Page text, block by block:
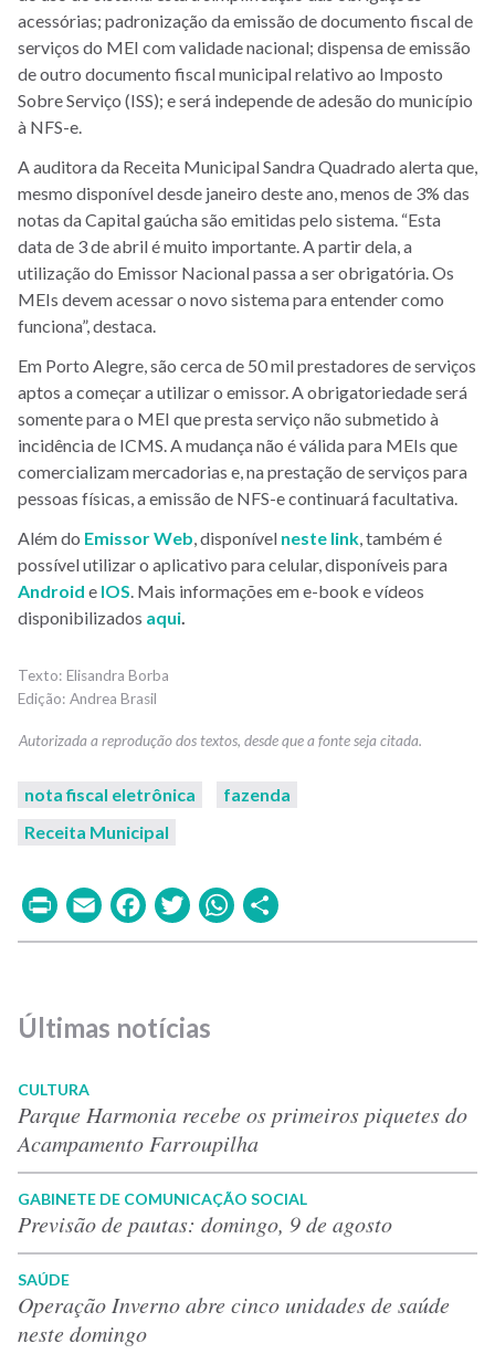
acessórias; padronização da emissão de documento fiscal de
serviços do MEI com validade nacional; dispensa de emissão
de outro documento fiscal municipal relativo ao Imposto
Sobre Serviço (ISS); e será independe de adesão do município
à NFS-e.
A auditora da Receita Municipal Sandra Quadrado alerta que,
mesmo disponível desde janeiro deste ano, menos de 3% das
notas da Capital gaúcha são emitidas pelo sistema. “Esta
data de 3 de abril é muito importante. A partir dela, a
utilização do Emissor Nacional passa a ser obrigatória. Os
MEIs devem acessar o novo sistema para entender como
funciona”, destaca.
Em Porto Alegre, são cerca de 50 mil prestadores de serviços
aptos a começar a utilizar o emissor. A obrigatoriedade será
somente para o MEI que presta serviço não submetido à
incidência de ICMS.A mudança não é válida para MEIs que
comercializam mercadorias e, na prestação de serviços para
pessoas físicas, a emissão de NFS-e continuará facultativa.
Além do Emissor Web,disponível neste link, também é
possível utilizar o aplicativo para celular,disponíveis para
Android e IOS. Mais informações em e-book e vídeos
disponibilizados aqui.
Elisandra Borba
Andrea Brasil
nota fiscal eletrônica
fazenda
Receita Municipal
PrintEmailFacebook
TwitterWhatsApp
Últimas notícias
CULTURA
Parque Harmonia recebe os primeiros piquetes do
Acampamento Farroupilha
GABINETE DE COMUNICAÇÃO SOCIAL
Previsão de pautas: domingo, 9 de agosto
SAÚDE
Operação Inverno abre cinco unidades de saúde
neste domingo